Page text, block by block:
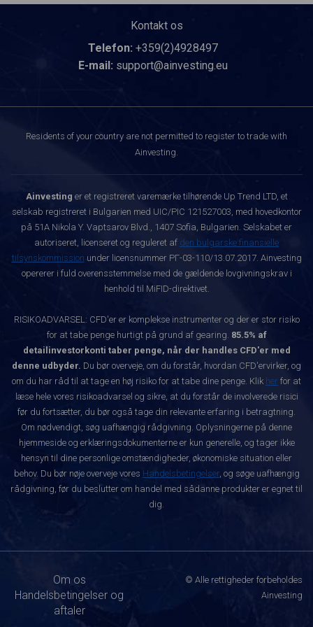
Kontakt os
Telefon: +359(2)4928497
E-mail: support@ainvesting.eu
Residents of your country are not permitted to register to trade with
Ainvesting.
Ainvesting er et registreret varemærke tilhørende Up Trend LTD, et
selskab registreret i Bulgarien med UIC/PIC 121527003, med hovedkontor
på 51A Nikola Y. Vaptsarov Blvd., 1407 Sofia, Bulgarien. Selskabet er
autoriseret, licenseret og reguleret af den bulgarske finansielle
tilsynskommission under licensnummer РГ-03-110/13.07.2017. Ainvesting
opererer i fuld overensstemmelse med de gældende lovgivningskrav i
henhold til MiFID-direktivet.
RISIKOADVARSEL: CFD'er er komplekse instrumenter og der er stor risiko
for at tabe penge hurtigt på grund af gearing. 85.5% af
detailinvestorkonti taber penge, når der handles CFD'er med
denne udbyder. Du bør overveje, om du forstår, hvordan CFD'ervirker, og
om du har råd til at tage en høj risiko for at tabe dine penge. Klik her for at
læse hele vores risikoadvarsel og sikre, at du forstår de involverede risici
før du fortsætter, du bør også tage din relevante erfaring i betragtning.
Om nødvendigt, søg uafhængig rådgivning. Oplysningerne på denne
hjemmeside og erklæringsdokumenterne er kun generelle, og tager ikke
hensyn til dine personlige omstændigheder, økonomiske situation eller
behov. Du bør nøje overveje vores Handelsbetingelser, og søge uafhængig
rådgivning, før du beslutter om handel med sådanne produkter er egnet til
dig.
Om os
Handelsbetingelser og
aftaler
© Alle rettigheder forbeholdes
Ainvesting